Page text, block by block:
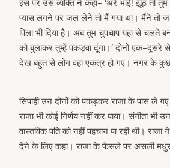
इस पर उस व्यक्ति ने कहा- ‘अरे भाई! झूठ तो तुम
प्यास लगने पर जल लेने तो मैं गया था। मैंने तो
पिला भी दिया है। अब तुम चुपचाप यहां से चलते
को बुलाकर तुम्हें पकड़वा दूंगा।’ दोनों एक-
देख बहुत से लोग वहां एकत्र हो गए। नगर के कुछ
सिपाही उन दोनों को पकड़कर राजा के पास ले
राजा भी कोई निर्णय नहीं कर पाया। संगीता भी
वास्तविक पति को नहीं पहचान पा रही थी। राजा
देने के लिए कहा। राजा के फैसले पर असली